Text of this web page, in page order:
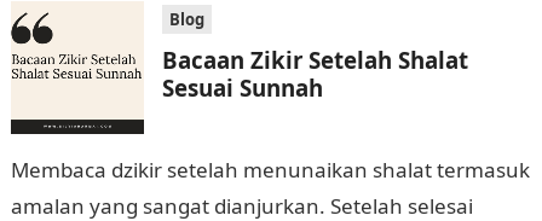
Blog
Bacaan Zikir Setelah Shalat
Sesuai Sunnah
Membaca dzikir setelah menunaikan shalat termasuk
amalan yang sangat dianjurkan. Setelah selesai